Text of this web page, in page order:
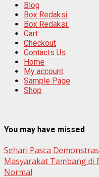
Blog
Box Redaksi:
Box Redaksi:
Cart
Checkout
Contacts Us
Home
My account
Sample Page
Shop
You may have missed
Sehari Pasca
Masyarakat Tambang di
Normal